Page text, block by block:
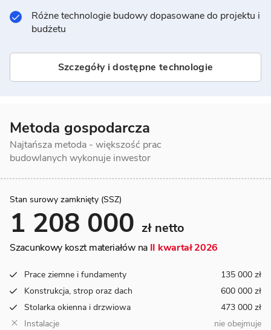
Metoda gospodarcza
Najtańsza metoda - większość prac
budowlanych wykonuje inwestor
Stan surowy zamknięty (SSZ)
1 208 000 zł netto
Szacunkowy koszt materiałów na II kwartał 2026
Prace ziemne i fundamenty
135 000 zł
Konstrukcja, strop oraz dach
600 000 zł
Stolarka okienna i drzwiowa
473 000 zł
Instalacje
nie obejmuje
Różne technologie budowy dopasowane do projektu i
budżetu
Szczegóły i dostępne technologie